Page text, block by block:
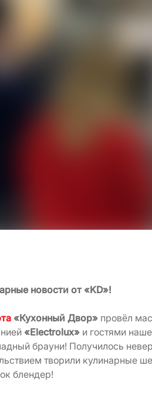
новости от «KD»!
«Кухонный Двор» провёл
«Electrolux» и гостями
брауни! Получилось
творили кулинарные
блендер!